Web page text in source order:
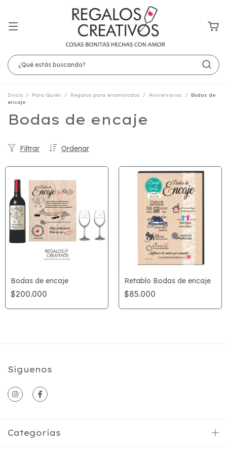
Inicio / Para Quién / Regalos para enamorados / Aniversarios /
Bodas de
encaje
Bodas de encaje
Ordenar
Filtrar
Bodas de encaje
$200.000
Retablo Bodas de encaje
$85.000
Síguenos
Categorías